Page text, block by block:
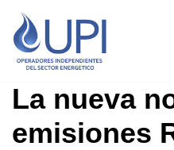
Saltar
al
La nueva
emisiones